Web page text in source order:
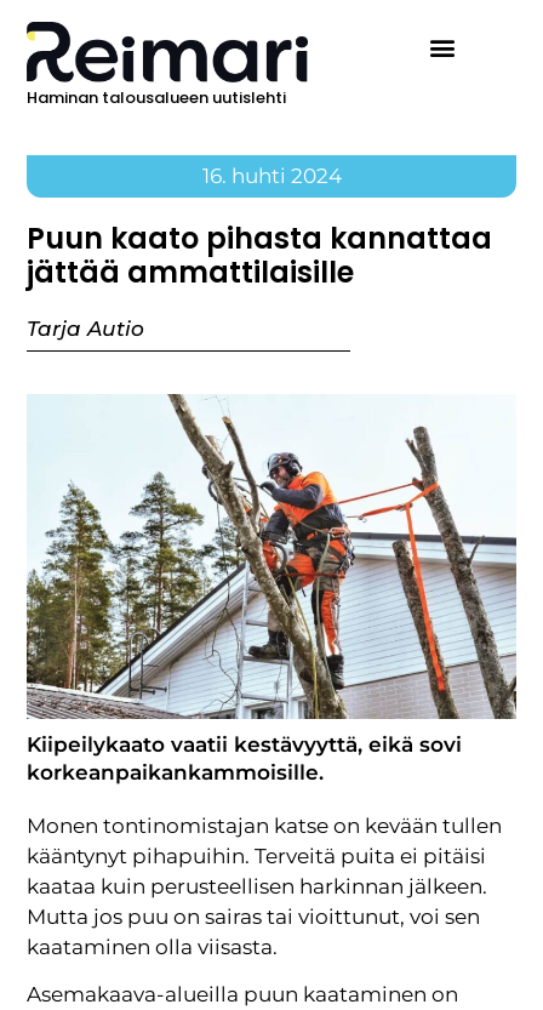
Haminan talousalueen uutislehti
16. huhti 2024
Puun kaato pihasta kannattaa
jättää ammattilaisille
Tarja Autio
Kiipeilykaato vaatii kestävyyttä, eikä sovi
korkeanpaikankammoisille.
Monen tontinomistajan katse on kevään tullen
kääntynyt pihapuihin. Terveitä puita ei pitäisi
kaataa kuin perusteellisen harkinnan jälkeen.
Mutta jos puu on sairas tai vioittunut, voi sen
kaataminen olla viisasta.
Asemakaava-alueilla puun kaataminen on